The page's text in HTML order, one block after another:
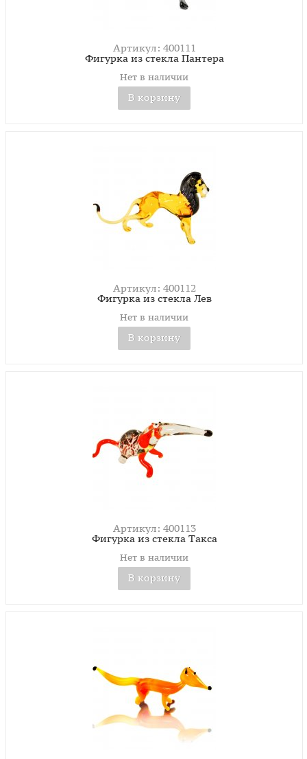
Артикул: 400111
Фигурка из стекла Пантера
Нет в наличии
В корзину
Артикул: 400112
Фигурка из стекла Лев
Нет в наличии
В корзину
Артикул: 400113
Фигурка из стекла Такса
Нет в наличии
В корзину